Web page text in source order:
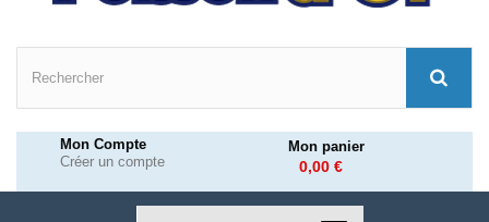
Mon Compte
Créer un compte
Mon panier
0,00 €